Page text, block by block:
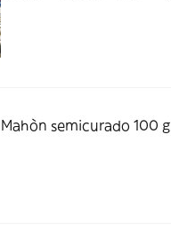
Mahòn semicurado 100 g